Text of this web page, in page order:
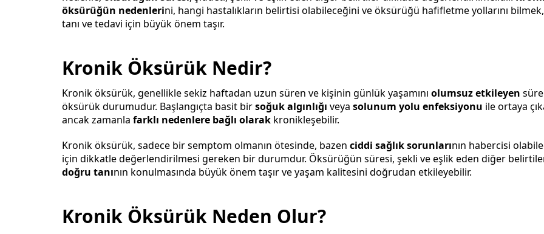
öksürüğün nedenlerini, hangi hastalıkların belirtisi olabileceğini ve öksürüğü hafifletme yollarını
tanı ve tedavi için büyük önem taşır.
Kronik Öksürük Nedir?
Kronik öksürük, genellikle sekiz haftadan uzun süren ve kişinin günlük yaşamını olumsuz etkileyen
öksürük durumudur. Başlangıçta basit birsoğuk algınlığı veya solunum yolu enfeksiyonu ile ortaya
ancak zamanla farklı nedenlere bağlı olarak kronikleşebilir.
Kronik öksürük, sadece bir semptom olmanın ötesinde, bazen ciddi sağlık sorunlarının habercisi
için dikkatle değerlendirilmesi gereken bir durumdur. Öksürüğün süresi, şekli ve eşlik eden diğer
doğru tanının konulmasında büyük önem taşır ve yaşam kalitesini doğrudan etkileyebilir.
Kronik Öksürük Neden Olur?